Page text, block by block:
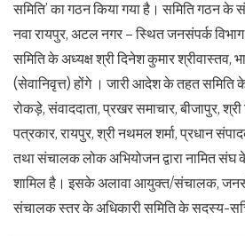
समिति’ का गठन किया गया है। समिति गठन के
नवा रायपुर, अटल नगर – स्थित जनसंपर्क
समिति के अध्यक्ष श्री दिनेश कुमार श्रीवास्तव,
(सेवानिवृत्त) होंगे । जारी आदेश के तहत समिति
रोकड़े, संवाददाता, प्रखर समाचार, बीजापुर, श्री
पत्रकार, रायपुर, श्री नथमल शर्मा, प्रधान
तथा संचालक लोक अभियोजन द्वारा नामित
शामिल है। इसके अलावा आयुक्त/संचालक,
संचालक स्तर के अधिकारी समिति के सदस्य-